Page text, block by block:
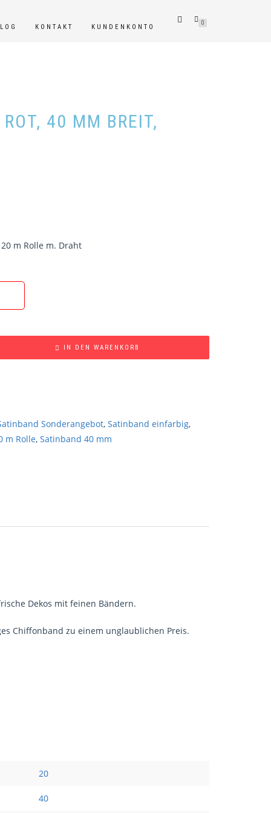
KONTAKT KUNDENKONTO
0
40 MM BREIT,
m Rolle m. Draht
IN DEN WARENKORB
Sonderangebot, Satinband einfarbig,
m Rolle, Satinband 40 mm
Dekos mit feinen Bändern.
Chiffonband zu einem unglaublichen Preis.
20
40